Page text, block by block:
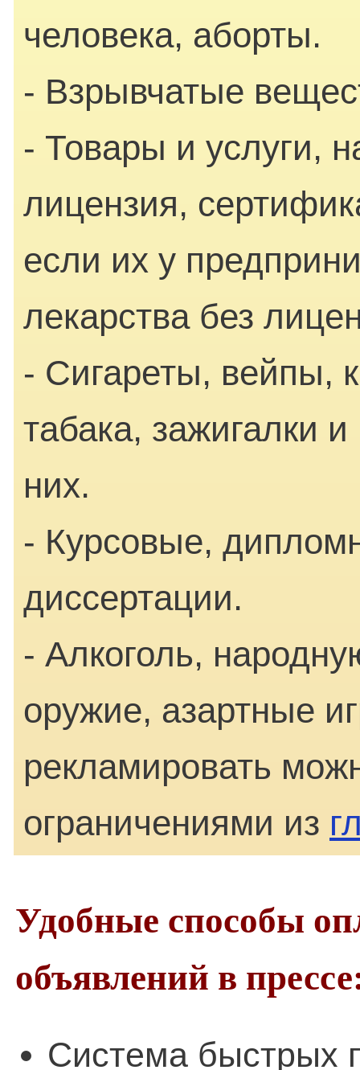
человека, аборты.
- Взрывчатые
- Товары и услуги,
лицензия,
если их у
лекарства без
- Сигареты, вейпы,
табака, зажигалки
них.
- Курсовые,
диссертации.
- Алкоголь,
оружие, азартные
рекламировать
ограничениями из
Удобные способы
объявлений в
Система быстрых